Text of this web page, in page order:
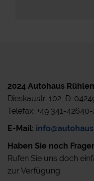
2024 Autohaus
Dieskaustr. 102, D-
Telefax: +49 341-42640-
E-Mail:
Haben Sie noch
Rufen Sie uns doch
zur Verfügung.